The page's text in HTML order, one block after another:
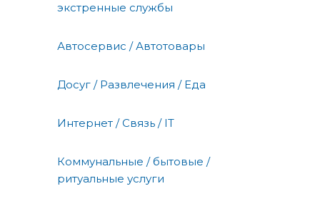
экстренные службы
Автосервис / Автотовары
Досуг / Развлечения / Еда
Интернет / Связь / IT
Коммунальные / бытовые /
ритуальные услуги